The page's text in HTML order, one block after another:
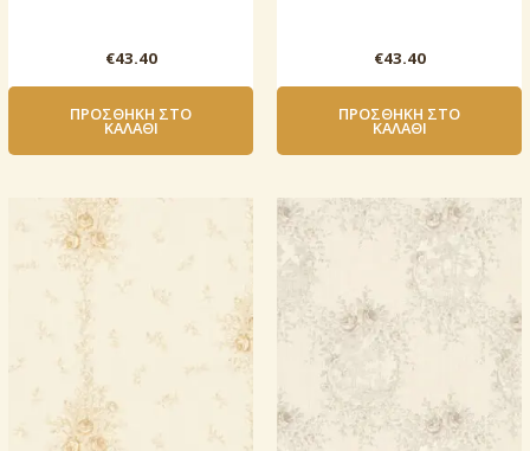
€43.40
ΠΡΟΣΘΉΚΗ ΣΤΟ
ΚΑΛΆΘΙ
€43.40
ΠΡΟΣΘΉΚΗ ΣΤΟ
ΚΑΛΆΘΙ